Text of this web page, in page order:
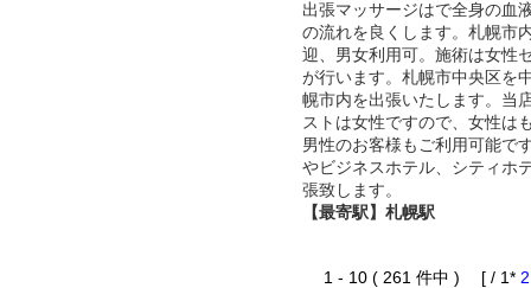
出張マッサージはで全身の血
の流れを良くします。札幌市
迎、男女利用可。施術は女性
が行います。札幌市中央区を
幌市内を出張いたします。当
ストは女性ですので、女性は
男性のお客様もご利用可能で
やビジネスホテル、シティホ
張致します。
【最寄駅】札幌駅
1 - 10 ( 261 件中 ) [ / 1* 2